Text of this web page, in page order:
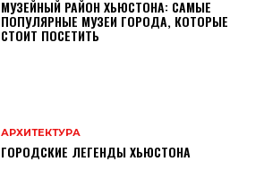
МУЗЕЙНЫЙ РАЙОН ХЬЮСТОНА: САМЫЕ
ПОПУЛЯРНЫЕ МУЗЕИ ГОРОДА, КОТОРЫЕ
СТОИТ ПОСЕТИТЬ
АРХИТЕКТУРА
ГОРОДСКИЕ ЛЕГЕНДЫ ХЬЮСТОНА